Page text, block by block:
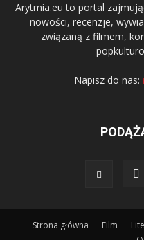
Arytmia.eu to portal
nowości, recenzje,
związaną z filmem,
Napisz do nas:
Strona główna Film